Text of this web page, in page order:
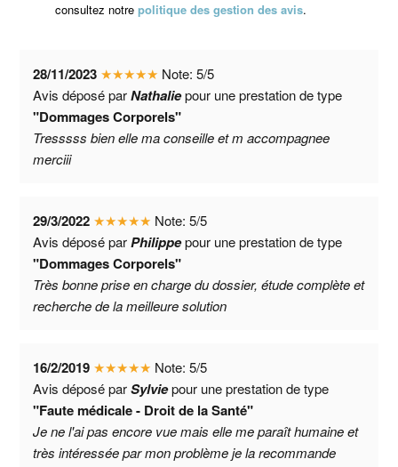
consultez notrepolitique des gestion des avis.
28/11/2023 ★★★★★ Note:5/5
Avis déposé parNathaliepour une prestation de type
"Dommages Corporels"
Tresssss bien elle ma conseille et m accompagnee
merciii
29/3/2022 ★★★★★ Note:5/5
Avis déposé parPhilippepour une prestation de type
"Dommages Corporels"
Très bonne prise en charge du dossier, étude complète et
recherche de la meilleure solution
16/2/2019 ★★★★★ Note:5/5
Avis déposé parSylviepour une prestation de type
"Faute médicale - Droit de la Santé"
Je ne l'ai pas encore vue mais elle me paraît humaine et
très intéressée par mon problème je la recommande